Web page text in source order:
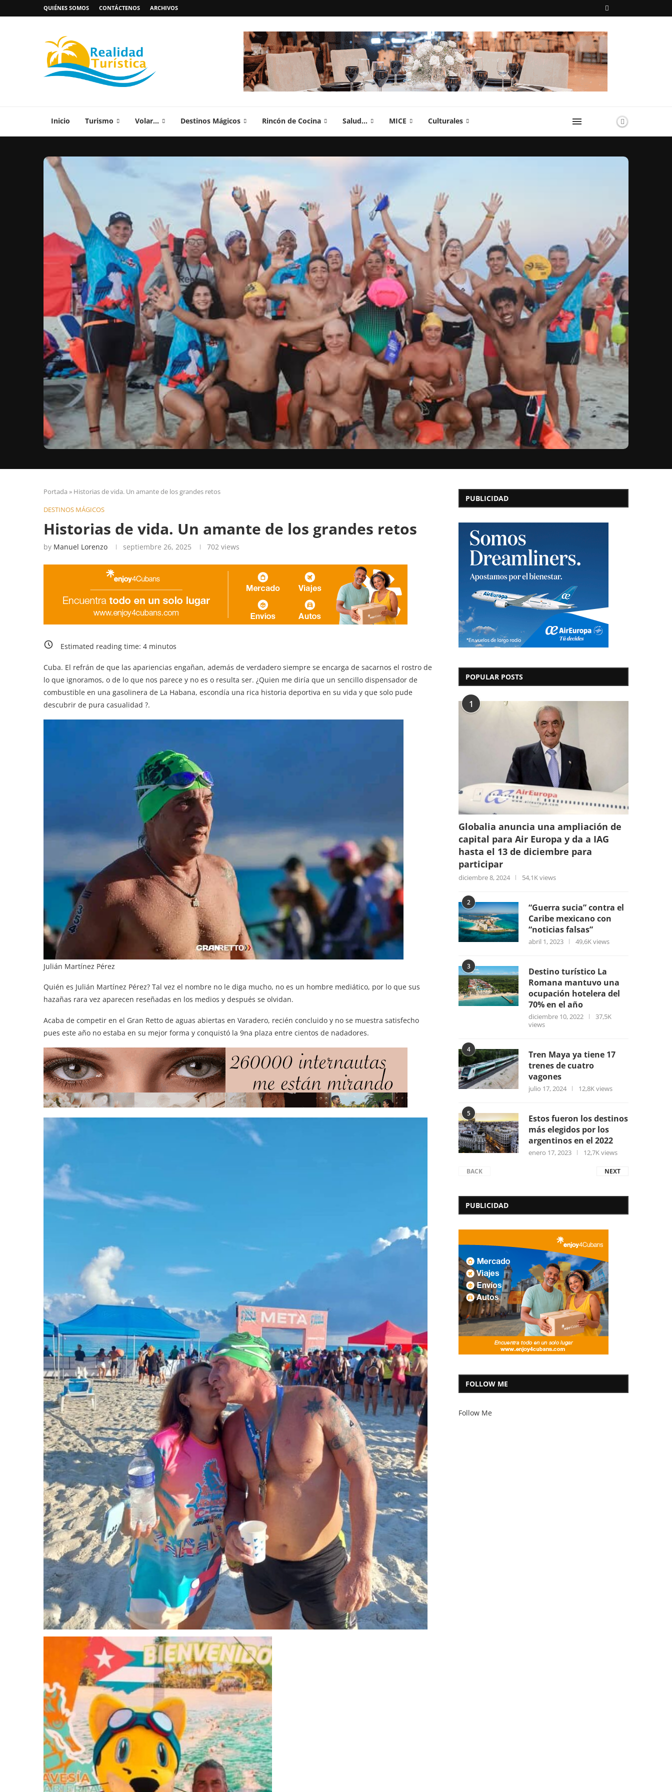
QUIÉNES SOMOS CONTÁCTENOS ARCHIVOS
Inicio Turismo Volar… Destinos Mágicos Rincón de Cocina Salud… MICE Culturales
Portada » Historias de vida. Un amante de los grandes retos
DESTINOS MÁGICOS
Historias de vida. Un amante de los grandes retos
by Manuel Lorenzo septiembre 26, 2025 702 views
Estimated reading time: 4 minutos
Cuba. El refrán de que las apariencias engañan, además de verdadero siempre se encarga de sacarnos el rostro de
lo que ignoramos, o de lo que nos parece y no es o resulta ser. ¿Quien me diría que un sencillo dispensador de
combustible en una gasolinera de La Habana, escondía una rica historia deportiva en su vida y que solo pude
descubrir de pura casualidad ?.
Julián Martínez Pérez
Quién es Julián Martínez Pérez? Tal vez el nombre no le diga mucho, no es un hombre mediático, por lo que sus
hazañas rara vez aparecen reseñadas en los medios y después se olvidan.
Acaba de competir en el Gran Retto de aguas abiertas en Varadero, recién concluido y no se muestra satisfecho
pues este año no estaba en su mejor forma y conquistó la 9na plaza entre cientos de nadadores.
PUBLICIDAD
POPULAR POSTS
1
Globalia anuncia una ampliación de
capital para Air Europa y da a IAG
hasta el 13 de diciembre para
participar
diciembre 8, 2024 54,1K views
2
“Guerra sucia” contra el
Caribe mexicano con
“noticias falsas”
abril 1, 2023 49,6K views
3
Destino turístico La
Romana mantuvo una
ocupación hotelera del
70% en el año
diciembre 10, 2022
37,5K
views
4
Tren Maya ya tiene 17
trenes de cuatro
vagones
julio 17, 2024 12,8K views
5
Estos fueron los destinos
más elegidos por los
argentinos en el 2022
enero 17, 2023 12,7K views
BACK NEXT
PUBLICIDAD
FOLLOW ME
Follow Me